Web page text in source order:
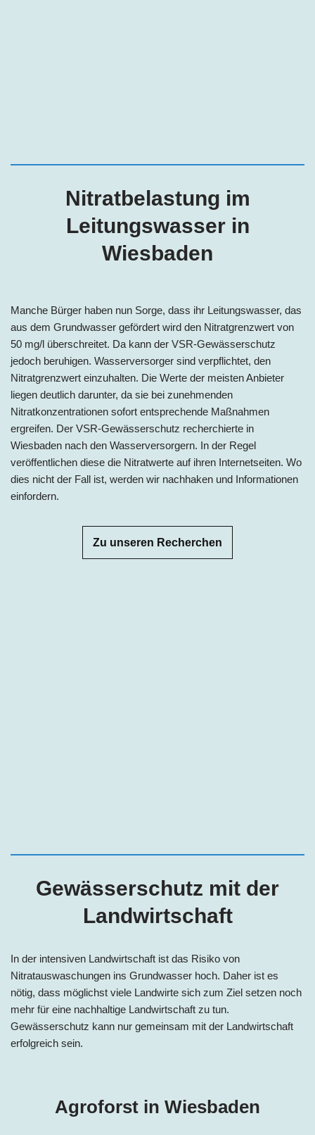
Nitratbelastung im
Leitungswasser in
Wiesbaden
Manche Bürger haben nun Sorge, dass ihr Leitungswasser, das
aus dem Grundwasser gefördert wird den Nitratgrenzwert von
50 mg/l überschreitet. Da kann der VSR-Gewässerschutz
jedoch beruhigen. Wasserversorger sind verpflichtet, den
Nitratgrenzwert einzuhalten. Die Werte der meisten Anbieter
liegen deutlich darunter, da sie bei zunehmenden
Nitratkonzentrationen sofort entsprechende Maßnahmen
ergreifen. Der VSR-Gewässerschutz recherchierte in
Wiesbaden nach den Wasserversorgern. In der Regel
veröffentlichen diese die Nitratwerte auf ihren Internetseiten. Wo
dies nicht der Fall ist, werden wir nachhaken und Informationen
einfordern.
Zu unseren Recherchen
Gewässerschutz mit der
Landwirtschaft
In der intensiven Landwirtschaft ist das Risiko von
Nitratauswaschungen ins Grundwasser hoch. Daher ist es
nötig, dass möglichst viele Landwirte sich zum Ziel setzen noch
mehr für eine nachhaltige Landwirtschaft zu tun.
Gewässerschutz kann nur gemeinsam mit der Landwirtschaft
erfolgreich sein.
Agroforst in Wiesbaden